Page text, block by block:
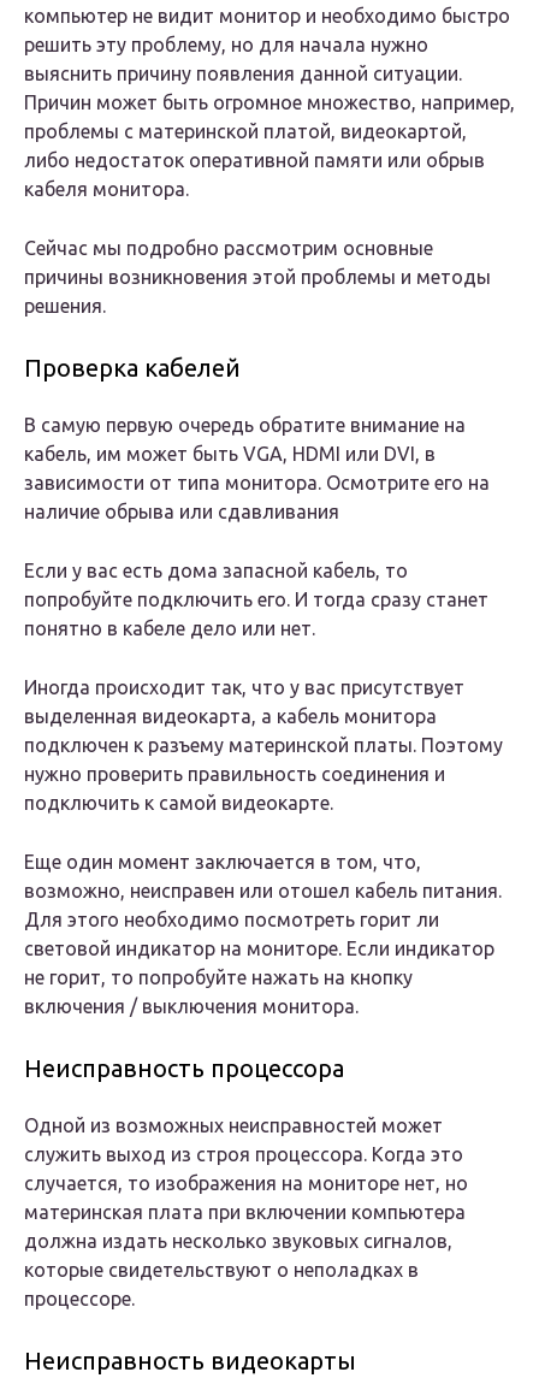
компьютер не видит монитор и необходимо быстро
решить эту проблему, но для начала нужно
выяснить причину появления данной ситуации.
Причин может быть огромное множество, например,
проблемы с материнской платой, видеокартой,
либо недостаток оперативной памяти или обрыв
кабеля монитора.
Сейчас мы подробно рассмотрим основные
причины возникновения этой проблемы и методы
решения.
Проверка кабелей
В самую первую очередь обратите внимание на
кабель, им может быть VGA, HDMI или DVI, в
зависимости от типа монитора. Осмотрите его на
наличие обрыва или сдавливания
Если у вас есть дома запасной кабель, то
попробуйте подключить его. И тогда сразу станет
понятно в кабеле дело или нет.
Иногда происходит так, что у вас присутствует
выделенная видеокарта, а кабель монитора
подключен к разъему материнской платы. Поэтому
нужно проверить правильность соединения и
подключить к самой видеокарте.
Еще один момент заключается в том, что,
возможно, неисправен или отошел кабель питания.
Для этого необходимо посмотреть горит ли
световой индикатор на мониторе. Если индикатор
не горит, то попробуйте нажать на кнопку
включения / выключения монитора.
Неисправность процессора
Одной из возможных неисправностей может
служить выход из строя процессора. Когда это
случается, то изображения на мониторе нет, но
материнская плата при включении компьютера
должна издать несколько звуковых сигналов,
которые свидетельствуют о неполадках в
процессоре.
Неисправность видеокарты